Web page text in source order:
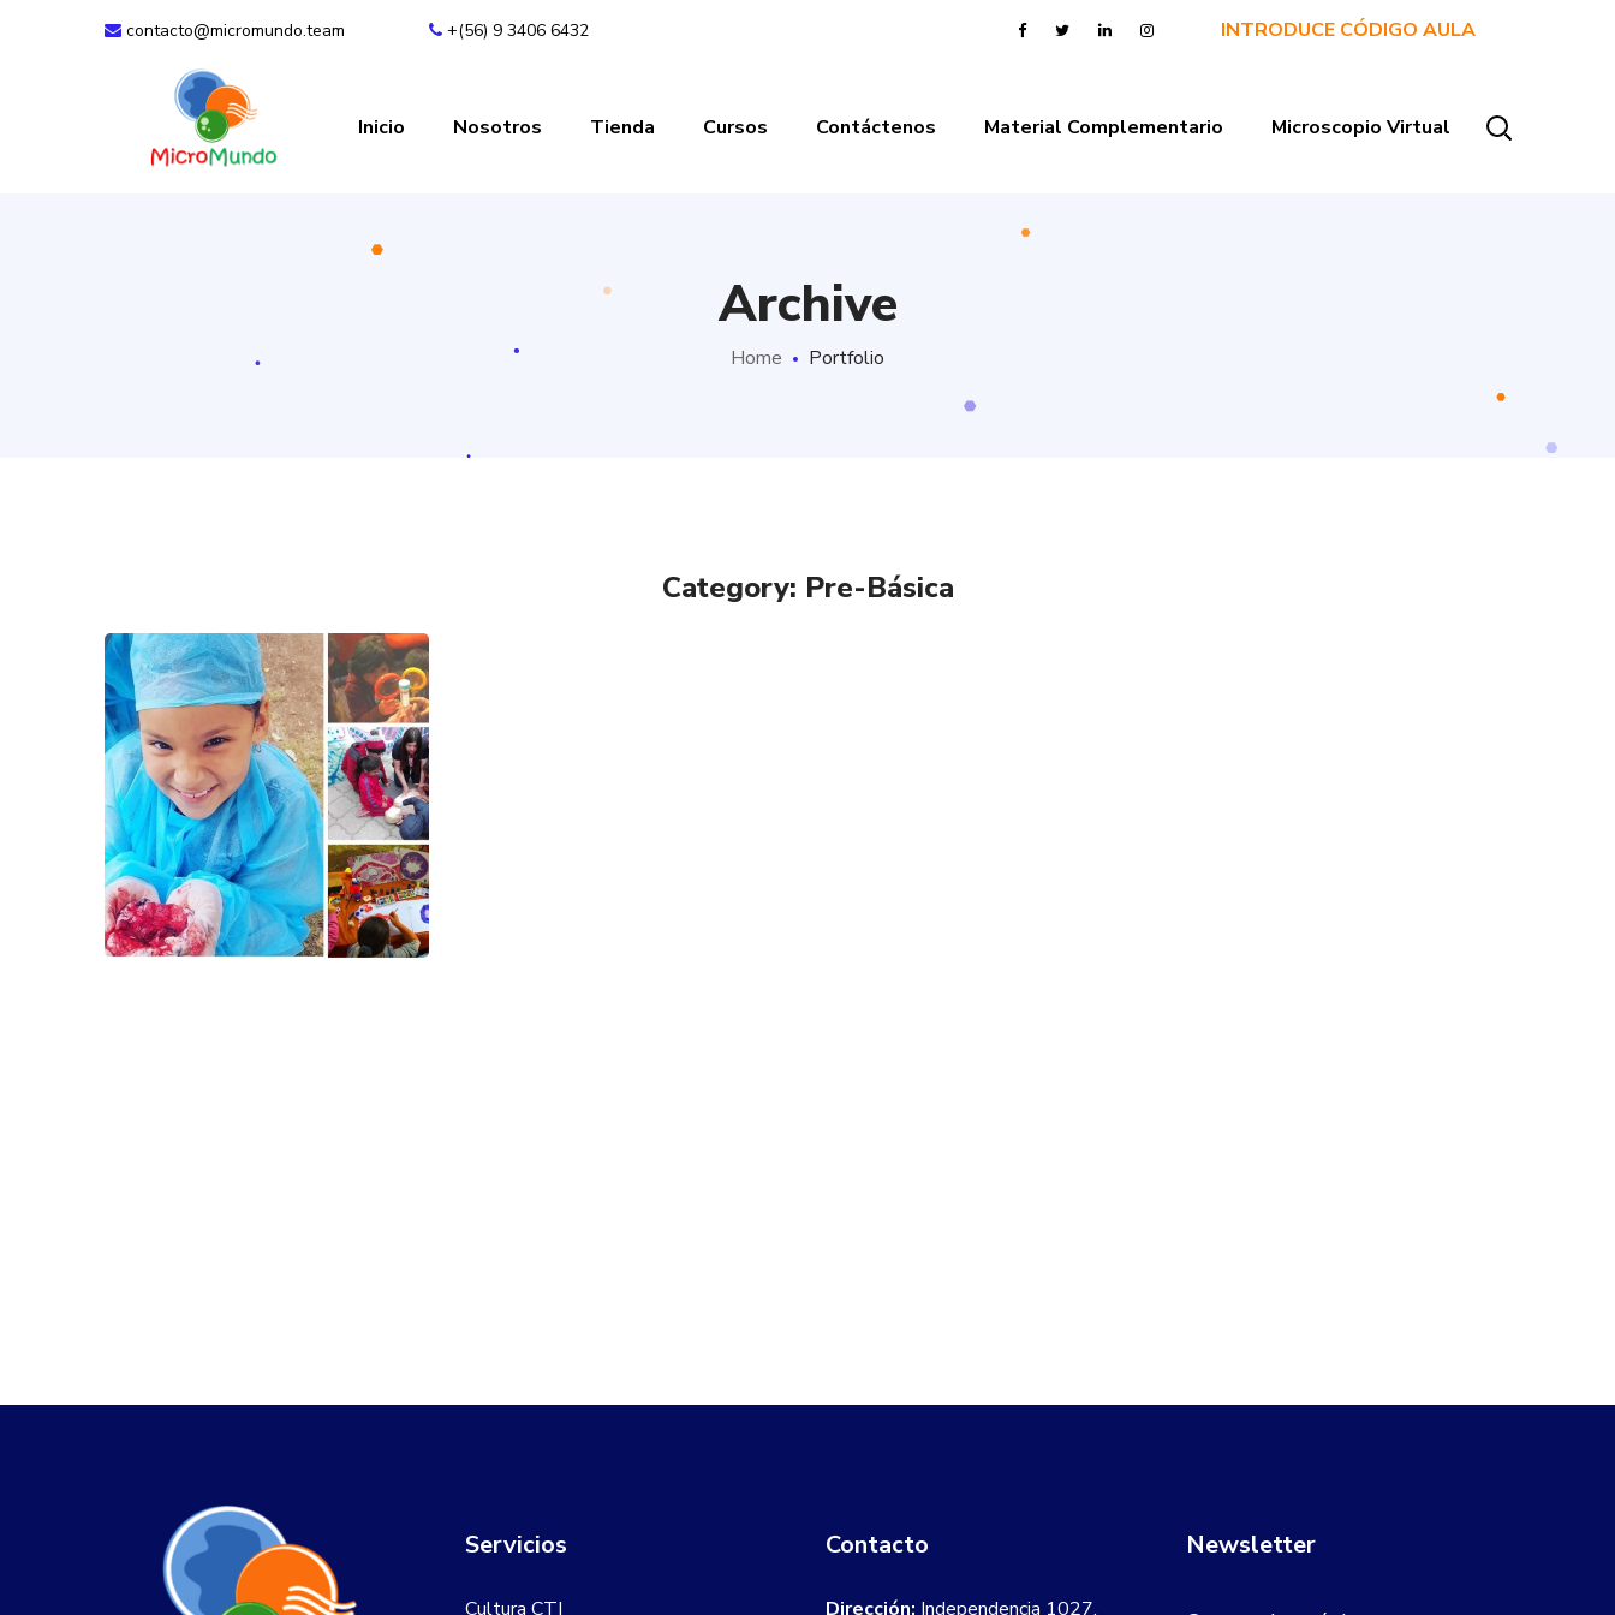
contacto@micromundo.team +(56) 9 3406 6432 INTRODUCE CÓDIGO AULA
Inicio Nosotros Tienda Cursos Contáctenos Material Complementario Microscopio Virtual
Archive
Home Portfolio
Category: Pre-Básica
Servicios
Cultura CTI
Contacto
Dirección: Independencia 1027,
Newsletter